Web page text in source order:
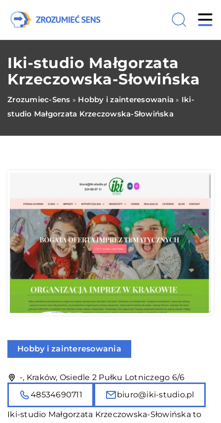
Iki-studio Małgorzata
Krzeczowska-Słowińska
Zrozumiec-Sens » Hobby i zainteresowania » Iki-
studio Małgorzata Krzeczowska-Słowińska
Hobby i zainteresowania
-, Kraków, Osiedle 2 Pułku Lotniczego 6/6
48534690711
biuro@iki-studio.pl
Iki-studio Małgorzata Krzeczowska-Słowińska to